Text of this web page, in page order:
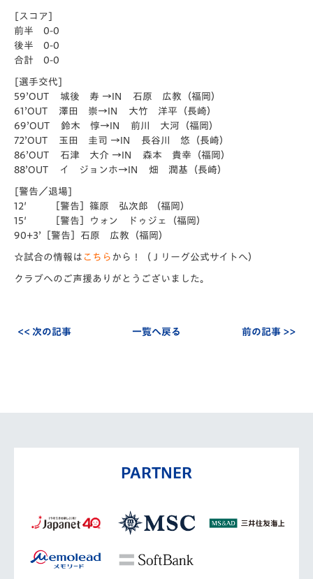
[スコア]
前半 0-0
後半 0-0
合計 0-0
[選手交代]
59’OUT 城後 寿 →IN 石原 広教（福岡）
61’OUT 澤田 崇→IN 大竹 洋平（長崎）
69’OUT 鈴木 惇→IN 前川 大河（福岡）
72’OUT 玉田 圭司 →IN 長谷川 悠（長崎）
86’OUT 石津 大介 →IN 森本 貴幸（福岡）
88’OUT イ ジョンホ→IN 畑 潤基（長崎）
[警告／退場]
12′ ［警告］篠原 弘次郎 （福岡）
15′ ［警告］ウォン ドゥジェ（福岡）
90+3’［警告］石原 広教（福岡）
☆試合の情報は こちら から！（Ｊリーグ公式サイトへ）
クラブへのご声援ありがとうございました。
<< 次の記事 一覧へ戻る 前の記事 >>
PARTNER